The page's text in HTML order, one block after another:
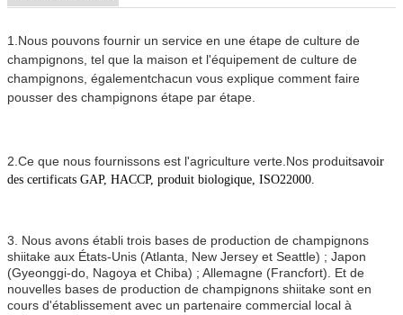
1.Nous pouvons fournir un service en une étape de culture de
champignons, tel que la maison et l'équipement de culture de
champignons, égalementchacun vous explique comment faire
pousser des champignons étape par étape.
2. Ce que nous fournissons est l'agriculture verte. Nos produitsavoir
des certificats GAP, HACCP, produit biologique, ISO22000.
3. Nous avons établi trois bases de production de champignons
shiitake aux États-Unis (Atlanta, New Jersey et Seattle) ; Japon
(Gyeonggi-do, Nagoya et Chiba) ; Allemagne (Francfort). Et de
nouvelles bases de production de champignons shiitake sont en
cours d'établissement avec un partenaire commercial local à